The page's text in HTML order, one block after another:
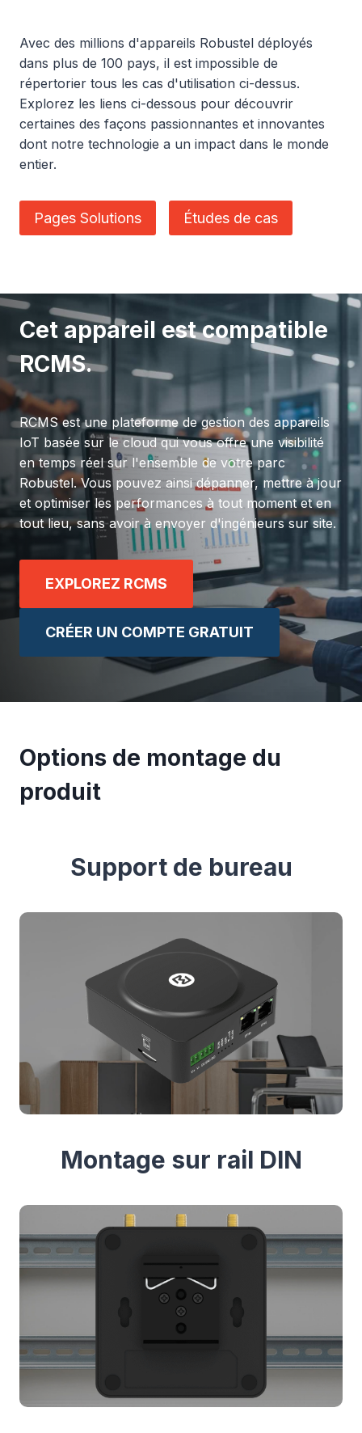
Avec des millions d'appareils Robustel déployés
dans plus de 100 pays, il est impossible de
répertorier tous les cas d'utilisation ci-dessus.
Explorez les liens ci-dessous pour découvrir
certaines des façons passionnantes et innovantes
dont notre technologie a un impact dans le monde
entier.
Pages Solutions Études de cas
Cet appareil est compatible
RCMS.
RCMS est une plateforme de gestion des appareils
IoT basée sur le cloud qui vous offre une visibilité
en temps réel sur l'ensemble de votre parc
Robustel. Vous pouvez ainsi dépanner, mettre à jour
et optimiser les performances à tout moment et en
tout lieu, sans avoir à envoyer d'ingénieurs sur site.
EXPLOREZ RCMS
CRÉER UN COMPTE GRATUIT
Options de montage du
produit
Support de bureau
Montage sur rail DIN